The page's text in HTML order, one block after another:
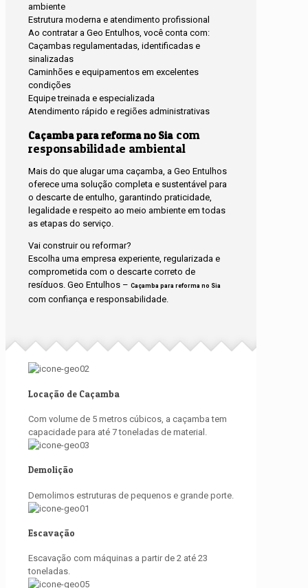
ambiente
Estrutura moderna e atendimento profissional
Ao contratar a Geo Entulhos, você conta com:
Caçambas regulamentadas, identificadas e
sinalizadas
Caminhões e equipamentos em excelentes
condições
Equipe treinada e especializada
Atendimento rápido e regiões administrativas
Caçamba para reforma no Sia com
responsabilidade ambiental
Mais do que alugar uma caçamba, a Geo Entulhos
oferece uma solução completa e sustentável para
o descarte de entulho, garantindo praticidade,
legalidade e respeito ao meio ambiente em todas
as etapas do serviço.
Vai construir ou reformar?
Escolha uma empresa experiente, regularizada e
comprometida com o descarte correto de
resíduos. Geo Entulhos – Caçamba para reforma no Sia
com confiança e responsabilidade.
Locação de Caçamba
Com volume de 5 metros cúbicos, a caçamba tem
capacidade para até 7 toneladas de material.
Demolição
Demolimos estruturas de pequenos e grande porte.
Escavação
Escavação com máquinas a partir de 2 até 23
toneladas.